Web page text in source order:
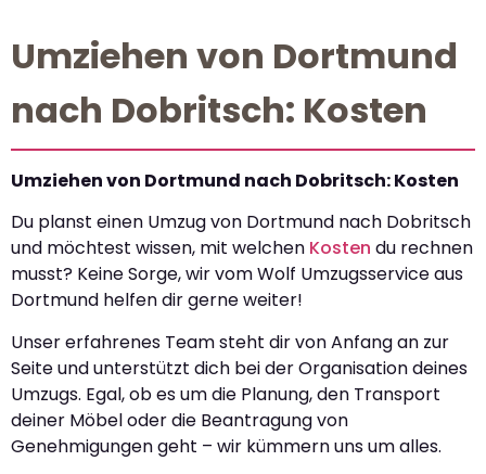
Umziehen von Dortmund
nach Dobritsch: Kosten
Umziehen von Dortmund nach Dobritsch: Kosten
Du planst einen Umzug von Dortmund nach Dobritsch
und möchtest wissen, mit welchen Kosten du rechnen
musst? Keine Sorge, wir vom Wolf Umzugsservice aus
Dortmund helfen dir gerne weiter!
Unser erfahrenes Team steht dir von Anfang an zur
Seite und unterstützt dich bei der Organisation deines
Umzugs. Egal, ob es um die Planung, den Transport
deiner Möbel oder die Beantragung von
Genehmigungen geht – wir kümmern uns um alles.